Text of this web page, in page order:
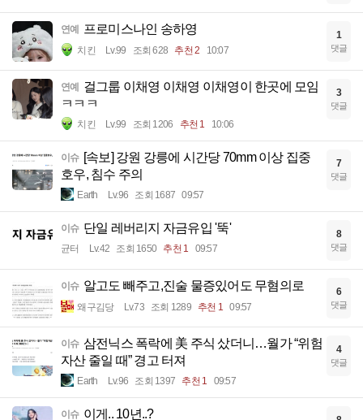
연예 프로미스나인 송하영
치킨 Lv.99 조회 628 추천 2 10:07
1
댓글
연예
걸그룹 이채영 이채영 이채영이 한곳에 모임
ㅋㅋㅋ
치킨 Lv.99 조회 1206 추천 1 10:06
3
댓글
이슈 [속보] 강원 강릉에 시간당 70mm 이상 집중
호우, 침수 주의
Earth Lv.96 조회 1687 09:57
7
댓글
이슈 단일 레버리지 자금유입 '뚝'
균터 Lv.42 조회 1650 추천 1 09:57
8
댓글
이슈 알고도 빼주고,진술 물증있어도 무혐의로
왜구김당 Lv.73 조회 1289 추천 1 09:57
6
댓글
이슈 삼전닉스 폭락에 美 주식 샀더니…월가 “위험
자산 줄일 때” 경고 터져
Earth Lv.96 조회 1397 추천 1 09:57
4
댓글
이슈 이게.. 10년..?